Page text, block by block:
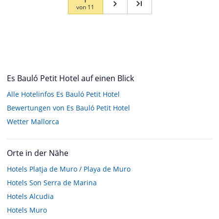
von 11
Es Bauló Petit Hotel auf einen Blick
Alle Hotelinfos Es Bauló Petit Hotel
Bewertungen von Es Bauló Petit Hotel
Wetter Mallorca
Orte in der Nähe
Hotels Platja de Muro / Playa de Muro
Hotels Son Serra de Marina
Hotels Alcudia
Hotels Muro